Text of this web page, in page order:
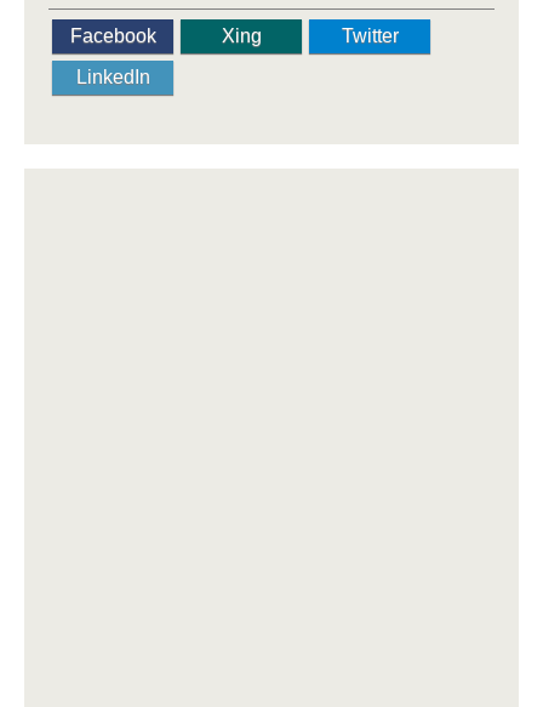
Facebook Xing
Twitter
LinkedIn